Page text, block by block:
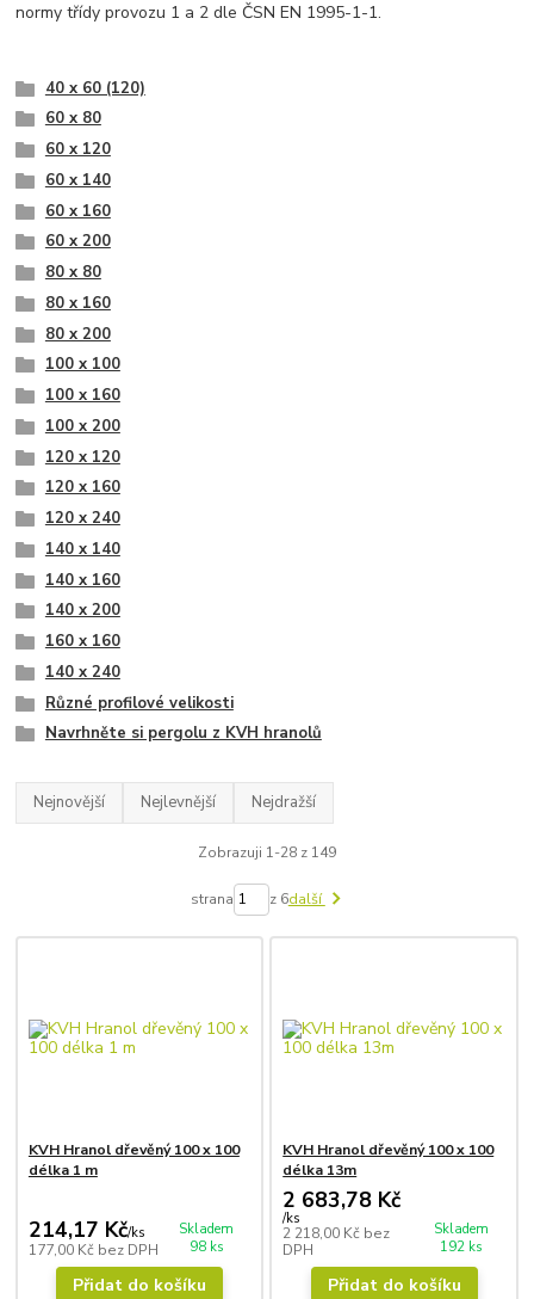
normy třídy provozu 1 a 2 dle ČSN EN 1995-1-1.
40 x 60 (120)
60 x 80
60 x 120
60 x 140
60 x 160
60 x 200
80 x 80
80 x 160
80 x 200
100 x 100
100 x 160
100 x 200
120 x 120
120 x 160
120 x 240
140 x 140
140 x 160
140 x 200
160 x 160
140 x 240
Různé profilové velikosti
Navrhněte si pergolu z KVH hranolů
Nejnovější Nejlevnější Nejdražší
Zobrazuji 1-28 z 149
strana z 6další
KVH Hranol dřevěný 100 x 100
délka 1 m
214,17 Kč/ks
177,00 Kč bez DPH
Skladem
98 ks
Přidat do košíku
KVH Hranol dřevěný 100 x 100
délka 13m
2 683,78 Kč
/ks
2 218,00 Kč bez
DPH
Skladem
192 ks
Přidat do košíku